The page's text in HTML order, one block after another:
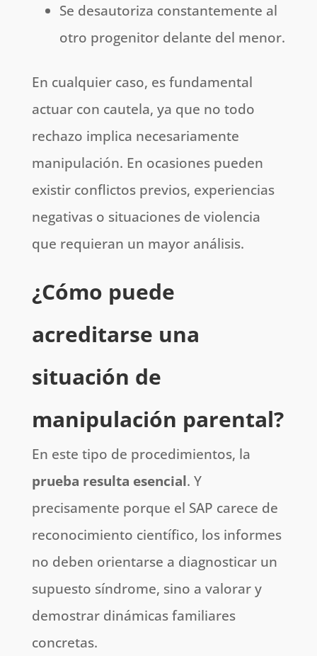
Se desautoriza constantemente al
otro progenitor delante del menor.
En cualquier caso, es fundamental
actuar con cautela, ya que no todo
rechazo implica necesariamente
manipulación. En ocasiones pueden
existir conflictos previos, experiencias
negativas o situaciones de violencia
que requieran un mayor análisis.
¿Cómo puede
acreditarse una
situación de
manipulación parental?
En este tipo de procedimientos, la
prueba resulta esencial. Y
precisamente porque el SAP carece de
reconocimiento científico, los informes
no deben orientarse a diagnosticar un
supuesto síndrome, sino a valorar y
demostrar dinámicas familiares
concretas.